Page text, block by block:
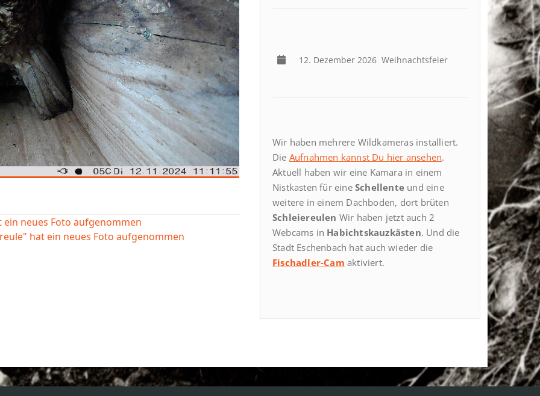
ein neues Foto aufgenommen
hat ein neues Foto aufgenommen
12. Dezember 2026 Weihnachtsfeier
Wir haben mehrere Wildkameras installiert.
Die Aufnahmen kannst Du hier ansehen.
Aktuell haben wir eine Kamara in einem
Nistkasten für eine Schellente und eine
weitere in einem Dachboden, dort brüten
Schleiereulen Wir haben jetzt auch 2
Webcams in Habichtskauzkästen. Und die
Stadt Eschenbach hat auch wieder die
Fischadler-Cam aktiviert.